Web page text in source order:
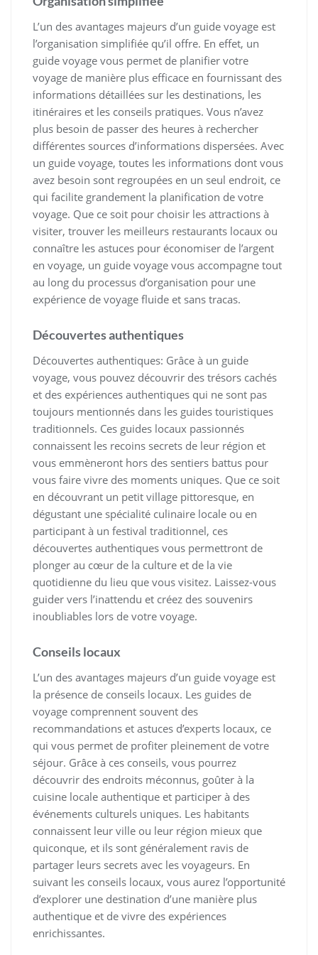
L’un des avantages majeurs d’un guide voyage est
l’organisation simplifiée qu’il offre. En effet, un
guide voyage vous permet de planifier votre
voyage de manière plus efficace en fournissant des
informations détaillées sur les destinations, les
itinéraires et les conseils pratiques. Vous n’avez
plus besoin de passer des heures à rechercher
différentes sources d’informations dispersées. Avec
un guide voyage, toutes les informations dont vous
avez besoin sont regroupées en un seul endroit, ce
qui facilite grandement la planification de votre
voyage. Que ce soit pour choisir les attractions à
visiter, trouver les meilleurs restaurants locaux ou
connaître les astuces pour économiser de l’argent
en voyage, un guide voyage vous accompagne tout
au long du processus d’organisation pour une
expérience de voyage fluide et sans tracas.
Découvertes authentiques
Découvertes authentiques: Grâce à un guide
voyage, vous pouvez découvrir des trésors cachés
et des expériences authentiques qui ne sont pas
toujours mentionnés dans les guides touristiques
traditionnels. Ces guides locaux passionnés
connaissent les recoins secrets de leur région et
vous emmèneront hors des sentiers battus pour
vous faire vivre des moments uniques. Que ce soit
en découvrant un petit village pittoresque, en
dégustant une spécialité culinaire locale ou en
participant à un festival traditionnel, ces
découvertes authentiques vous permettront de
plonger au cœur de la culture et de la vie
quotidienne du lieu que vous visitez. Laissez-vous
guider vers l’inattendu et créez des souvenirs
inoubliables lors de votre voyage.
Conseils locaux
L’un des avantages majeurs d’un guide voyage est
la présence de conseils locaux. Les guides de
voyage comprennent souvent des
recommandations et astuces d’experts locaux, ce
qui vous permet de profiter pleinement de votre
séjour. Grâce à ces conseils, vous pourrez
découvrir des endroits méconnus, goûter à la
cuisine locale authentique et participer à des
événements culturels uniques. Les habitants
connaissent leur ville ou leur région mieux que
quiconque, et ils sont généralement ravis de
partager leurs secrets avec les voyageurs. En
suivant les conseils locaux, vous aurez l’opportunité
d’explorer une destination d’une manière plus
authentique et de vivre des expériences
enrichissantes.